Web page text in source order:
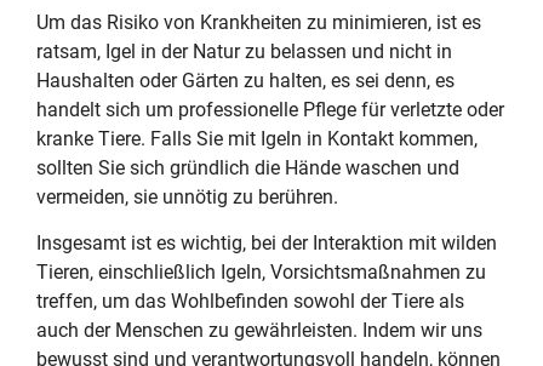
Um das Risiko von Krankheiten zu minimieren, ist es
ratsam, Igel in der Natur zu belassen und nicht in
Haushalten oder Gärten zu halten, es sei denn, es
handelt sich um professionelle Pflege für verletzte oder
kranke Tiere. Falls Sie mit Igeln in Kontakt kommen,
sollten Sie sich gründlich die Hände waschen und
vermeiden, sie unnötig zu berühren.
Insgesamt ist es wichtig, bei der Interaktion mit wilden
Tieren, einschließlich Igeln, Vorsichtsmaßnahmen zu
treffen, um das Wohlbefinden sowohl der Tiere als
auch der Menschen zu gewährleisten. Indem wir uns
bewusst sind und verantwortungsvoll handeln, können